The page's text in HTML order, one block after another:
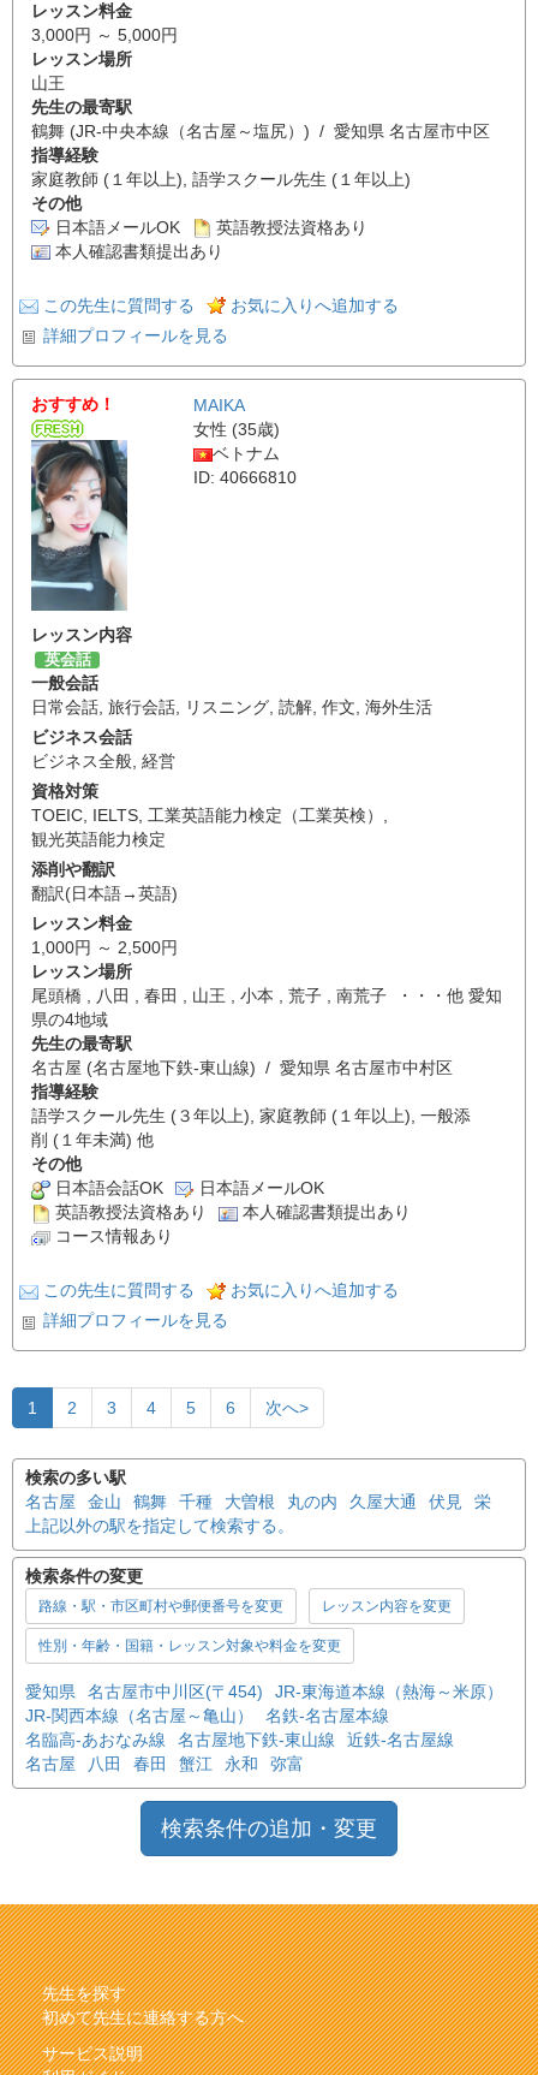
レッスン料金
3,000円 ～ 5,000円
レッスン場所
山王
先生の最寄駅
鶴舞 (JR-中央本線（名古屋～塩尻）) / 愛知県 名古屋市中区
指導経験
家庭教師 (１年以上), 語学スクール先生 (１年以上)
その他
日本語メールOK
英語教授法資格あり
本人確認書類提出あり
この先生に質問する
お気に入りへ追加する
詳細プロフィールを見る
おすすめ！
MAIKA
女性 (35歳)
ベトナム
ID: 40666810
レッスン内容
英会話
一般会話
日常会話, 旅行会話, リスニング, 読解, 作文, 海外生活
ビジネス会話
ビジネス全般, 経営
資格対策
TOEIC, IELTS, 工業英語能力検定（工業英検） ,
観光英語能力検定
添削や翻訳
翻訳(日本語→英語)
レッスン料金
1,000円 ～ 2,500円
レッスン場所
尾頭橋 , 八田 , 春田 , 山王 , 小本 , 荒子 , 南荒子 ・・・他 愛知
県の4地域
先生の最寄駅
名古屋 (名古屋地下鉄-東山線) / 愛知県 名古屋市中村区
指導経験
語学スクール先生 (３年以上), 家庭教師 (１年以上), 一般添
削 (１年未満) 他
その他
日本語会話OK
日本語メールOK
英語教授法資格あり
本人確認書類提出あり
コース情報あり
この先生に質問する
お気に入りへ追加する
詳細プロフィールを見る
1 2 3 4 5 6 次へ>
検索の多い駅
名古屋
金山 鶴舞 千種 大曽根 丸の内 久屋大通 伏見
栄
上記以外の駅を指定して検索する。
検索条件の変更
路線・駅・市区町村や郵便番号を変更 レッスン内容を変更
性別・年齢・国籍・レッスン対象や料金を変更
愛知県 名古屋市中川区(〒454)
JR-東海道本線（熱海～米原）
JR-関西本線（名古屋～亀山）
名鉄-名古屋本線
名臨高-あおなみ線
名古屋地下鉄-東山線
近鉄-名古屋線
名古屋
八田 春田 蟹江 永和 弥富
検索条件の追加・変更
先生を探す
初めて先生に連絡する方へ
サービス説明